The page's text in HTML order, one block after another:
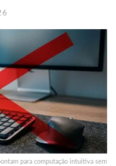
para computação intuitiva sem